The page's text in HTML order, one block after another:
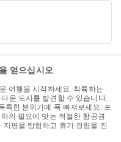
얻으십시오
여행을 시작하세요. 착륙하는
운 도시를 발견할 수 있습니다.
특한 분위기에 푹 빠져보세요. 포
의 필요에 맞는 적절한 항공권
평을 탐험하고 휴가 경험을 진